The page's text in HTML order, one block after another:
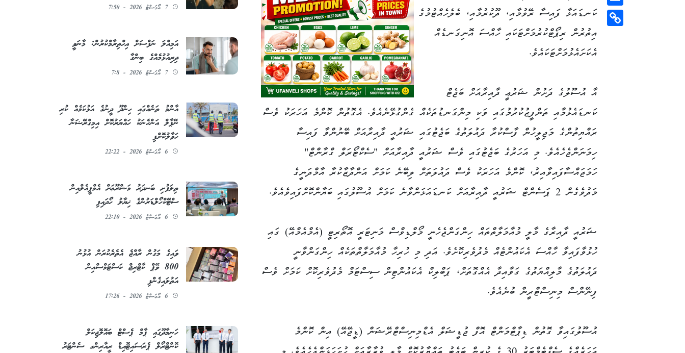
Email
Copy
Link
ކަނޑައަޅާ ފައިސާ ރޭވުމާއި، ދޫކުރުމާއި، ބެލެހެއްޓުމުގެ
އިތުރުން ރިޕޯޓްކުރުމަށްޓަކައި ހާއްސަ އޮނިގަނޑެއް
އެކަށައެޅުމަށްޓަކައެވެ.
އާ އުސޫލުގެ ދަށުން ޝަރުޢީ ދާއިރާއަށް ބަޖެޓް
ކަނޑައެޅުމާއި ތަންފީޒުކުރުމުގައި ވަކި މިންގަނޑުތަކެއް ގެންގުޅޭނެއެވެ. އެގޮތުން ކޮންމެ އަހަރަކު ވެސް
ރައްޔިތުންގެ މަޖިލީހުން ފާސްކުރާ ދައުލަތުގެ ބަޖެޓުގައި ޝަރުއީ ދާއިރާއަށް ބޭނުންވާ ފައިސާ
ހިމަނަންޖެހެއެވެ. މި އަހަރުގެ ބަޖެޓުގައި ވެސް ޝަރުއީ ދާއިރާއަށް "ސެކްޓޯރަލް ގްރާންޓް"
ހަމަޖައްސާފައިވާއިރު، ކޮންމެ އަހަރަކު ވެސް ދައުލަތަށް ލިބޭނެ ކަމަށް އަންދާޒާކުރާ އާމްދަނީގެ
މަދުވެގެން 2 ޕަސެންޓް ޝަރުއީ ދާއިރާއަށް ކަނޑައަޅަންވާނެ ކަމަށް އުސޫލުގައި ބަޔާންކޮށްފައިވެއެވެ.
ޝަރުއީ ދާއިރާގެ މާލީ މުއާމަލާތްތައް ހިންގަންޖެހެނީ މޯލްޑިވްސް މަނިޓަރީ އޮތޯރިޓީ (އެމްއެމްއޭ) ގައި
ހުޅުވާފައިވާ ހާއްސަ އެކައުންޓެއް މެދުވެރިކޮށެވެ. އަދި މި ހުރިހާ މުއާމަލާތްތަކެއް ހިންގަންވާނީ
ދައުލަތުގެ މާލިއްޔަތުގެ ގަވާއިދާ އެއްގޮތަށް، ޕަބްލިކް އެކައުންޓިން ސިސްޓަމް މެދުވެރިކޮށް ކަމަށް ވެސް
ފިނޭންސް މިނިސްޓްރީން ބުނެއެވެ.
އުސޫލުގައިވާ ގޮތުން ޑިޕާޓްމަންޓް އޮފް ޖުޑީޝަލް އެޑްމިނިސްޓްރޭޝަން (ޑީޖޭއޭ) އިން ކޮންމެ
7 އޯގަސްޓު 2026 - 7:50
އަމިއްލަ ނަފްސަށް އިޙްތިރާމްކުރުން: މާނަވީ
ދިރިއުޅުމެއްގެ ބިންގާ
7 އޯގަސްޓު 2026 - 7:8
އާންމު ތަނެއްގައި ހިންދޫ ދީނުގެ އަޅުކަމެއް ކުރި
ނޭޕާލް އަންހެނަކު ހައްޔަރުކޮށް އިމިގްރޭޝަނާ
ހަވާލުކޮށްފި
6 އޯގަސްޓު 2026 - 22:22
ތިލަފުށި ބަނދަރު މަޝްރޫޢަށް އެމްޕީއެލްއިން
ސްޓޭކްހޯލްޑަރުންގެ ޚިޔާލު ހޯދައިފި
6 އޯގަސްޓު 2026 - 22:10
ވައިގެ މަގުން ރާއްޖެ އެތެރެކުރަން އުޅުނު
800 ވޭޕް ކާޓްރިޖް ކަސްޓަމްސްއިން
އަތުލައިގެންފި
6 އޯގަސްޓު 2026 - 17:26
ހަނިމާދޫގައި ޕާމް ޕެސްޓް ބައޮލޮޖިކަލް
ކޮންޓްރޯލް ޕެރަސައިޓޮއިޑް ރީއާރިންގ ސެންޓަރު